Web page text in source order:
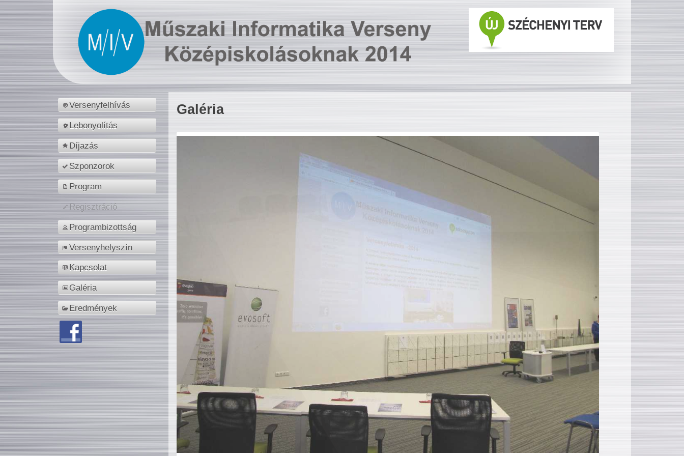
Versenyfelhívás
Lebonyolítás
Díjazás
Szponzorok
Program
Regisztráció
Programbizottság
Versenyhelyszín
Kapcsolat
Galéria
Eredmények
Galéria